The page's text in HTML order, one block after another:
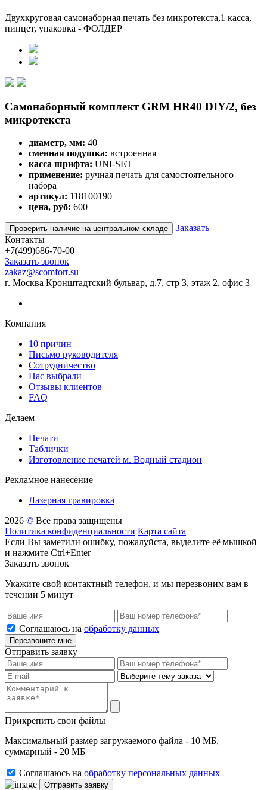
Двухкруговая самонаборная печать без микротекста,1 касса,
пинцет, упаковка - ФОЛДЕР
Самонаборный комплект GRM HR40 DIY/2, без
микротекста
диаметр, мм: 40
сменная подушка: встроенная
касса шрифта: UNI-SET
применение: ручная печать для самостоятельного
набора
артикул: 118100190
цена, руб: 600
Проверить наличие на центральном складе
Заказать
Контакты
+7(499)686-70-00
Заказать звонок
zakaz@scomfort.su
г. Москва Кронштадтский бульвар, д.7, стр 3, этаж 2, офис 3
Компания
10 причин
Письмо руководителя
Сотрудничество
Нас выбрали
Отзывы клиентов
FAQ
Делаем
Печати
Таблички
Изготовление печатей м. Водный стадион
Рекламное нанесение
Лазерная гравировка
2026 © Все права защищены
Политика конфиденциальности Карта сайта
Если Вы заметили ошибку, пожалуйста, выделите её мышкой
и нажмите Ctrl+Enter
Заказать звонок
Укажите свой контактный телефон, и мы перезвоним вам в
течении 5 минут
Соглашаюсь на обработку данных
Перезвоните мне
Отправить заявку
Прикрепить свои файлы
Максимальный размер загружаемого файла - 10 МБ,
суммарный - 20 МБ
Соглашаюсь на обработку персональных данных
Отправить заявку